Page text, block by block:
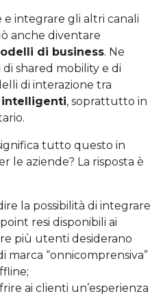
e integrare gli altri canali
anche diventare
di business. Ne
shared mobility e di
di interazione tra
, soprattutto in
tutto questo in
le aziende? La risposta è
la possibilità di integrare
resi disponibili ai
più utenti desiderano
marca “onnicomprensiva”
ai clienti un’esperienza